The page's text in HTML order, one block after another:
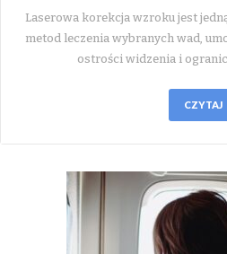
Laserowa korekcja wzroku jest
metod leczenia wybranych wad,
ostrości widzenia i
CZYTAJ